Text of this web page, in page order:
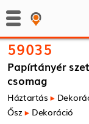
59035
Papírtányér
csomag
Háztartás
Ősz Dekoráció